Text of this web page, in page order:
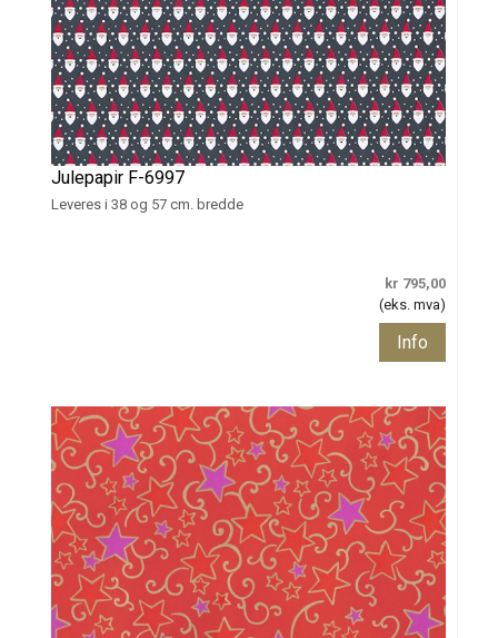
Julepapir F-6997
Leveres i 38 og 57 cm. bredde
kr 795,00
(eks. mva)
Info